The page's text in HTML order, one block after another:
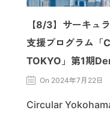
【8/3】サーキュ
支援プログラム「
TOKYO」第1期
On 2024年7月22日
Circular